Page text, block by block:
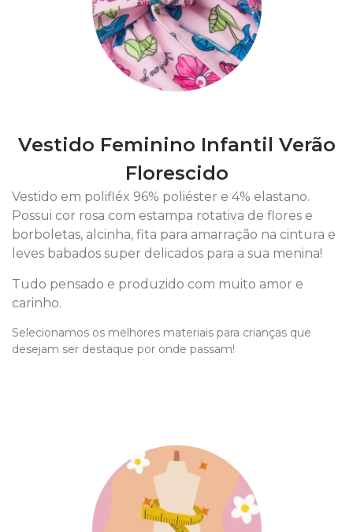
Vestido Feminino Infantil Verão
Florescido
Vestido em polifléx 96% poliéster e 4% elastano.
Possui cor rosa com estampa rotativa de flores e
borboletas, alcinha, fita para amarração na cintura e
leves babados super delicados para a sua menina!
Tudo pensado e produzido com muito amor e
carinho.
Selecionamos os melhores materiais para crianças que
desejam ser destaque por onde passam!